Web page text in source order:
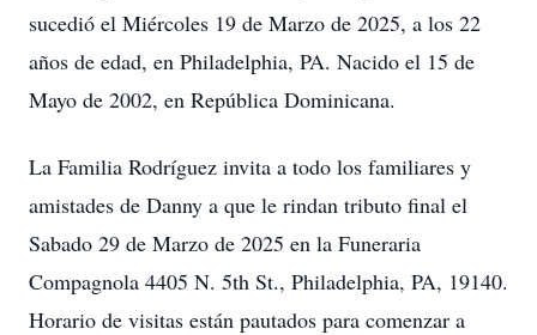
sucedió el Miércoles 19 de Marzo de 2025, a los 22
años de edad, en Philadelphia, PA. Nacido el 15 de
Mayo de 2002, en República Dominicana.
La Familia Rodríguez invita a todo los familiares y
amistades de Danny a que le rindan tributo final el
Sabado 29 de Marzo de 2025 en la Funeraria
Compagnola 4405 N. 5th St., Philadelphia, PA, 19140.
Horario de visitas están pautados para comenzar a